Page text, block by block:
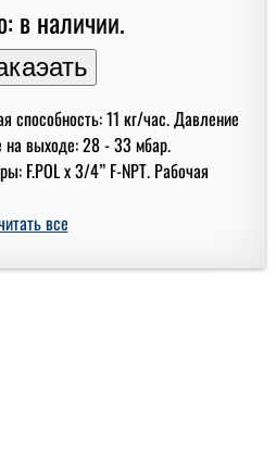
в наличии.
способность: 11 кг/час. Давление
на выходе: 28 - 33 мбар.
F.POL x 3/4” F-NPT. Рабочая
все